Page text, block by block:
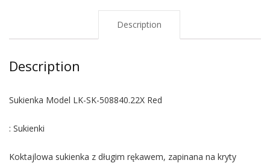
Description
Description
Sukienka Model LK-SK-508840.22X Red
: Sukienki
Koktajlowa sukienka z długim rękawem, zapinana na kryty